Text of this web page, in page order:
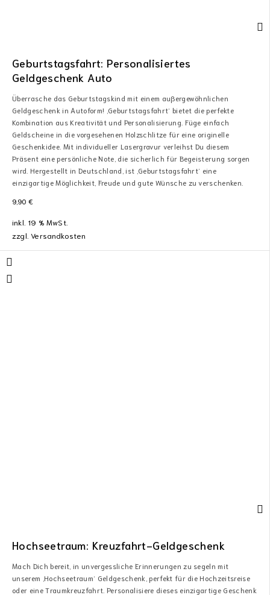
Geburtstagsfahrt: Personalisiertes
Geldgeschenk Auto
Überrasche das Geburtstagskind mit einem außergewöhnlichen
Geldgeschenk in Autoform! ‚Geburtstagsfahrt‘ bietet die perfekte
Kombination aus Kreativität und Personalisierung. Füge einfach
Geldscheine in die vorgesehenen Holzschlitze für eine originelle
Geschenkidee. Mit individueller Lasergravur verleihst Du diesem
Präsent eine persönliche Note, die sicherlich für Begeisterung sorgen
wird. Hergestellt in Deutschland, ist ‚Geburtstagsfahrt‘ eine
einzigartige Möglichkeit, Freude und gute Wünsche zu verschenken.
9,90 €
inkl. 19 % MwSt.
zzgl.Versandkosten
Hochseetraum: Kreuzfahrt-Geldgeschenk
Mach Dich bereit, in unvergessliche Erinnerungen zu segeln mit
unserem ‚Hochseetraum‘ Geldgeschenk, perfekt für die Hochzeitsreise
oder eine Traumkreuzfahrt. Personalisiere dieses einzigartige Geschenk